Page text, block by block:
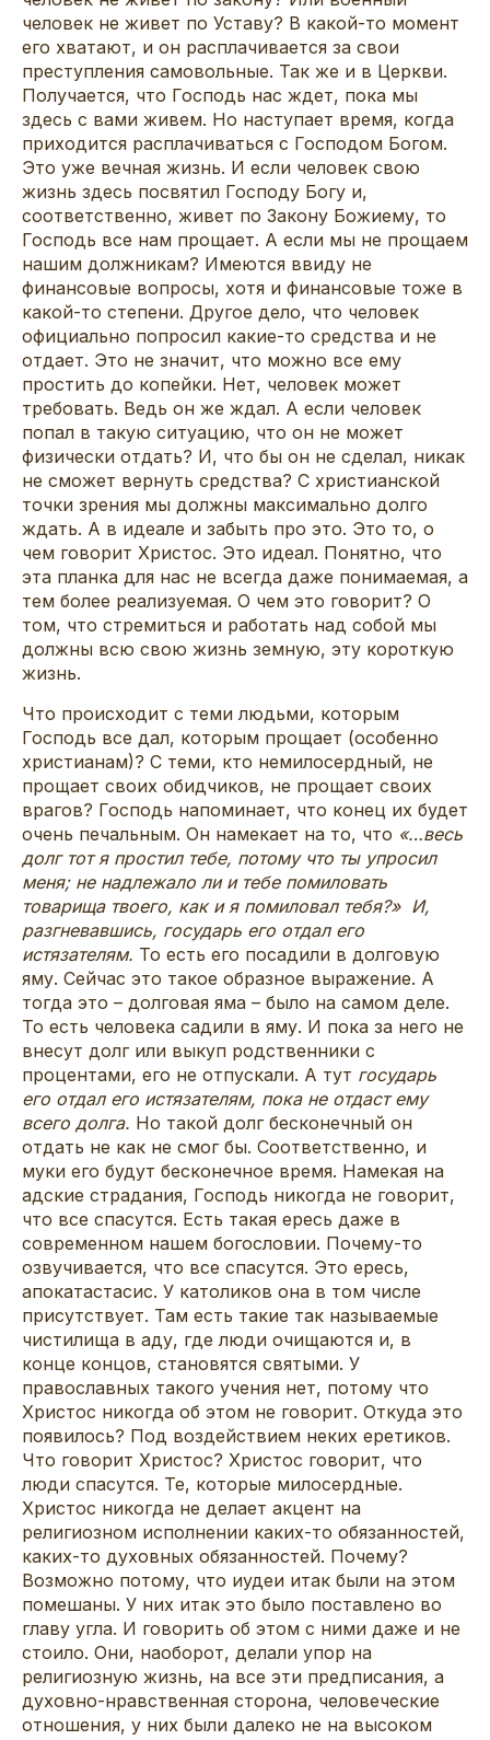
человек не живет по Уставу? В какой-то момент
его хватают, и он расплачивается за свои
преступления самовольные. Так же и в Церкви.
Получается, что Господь нас ждет, пока мы
здесь с вами живем. Но наступает время, когда
приходится расплачиваться с Господом Богом.
Это уже вечная жизнь. И если человек свою
жизнь здесь посвятил Господу Богу и,
соответственно, живет по Закону Божиему, то
Господь все нам прощает. А если мы не прощаем
нашим должникам? Имеются ввиду не
финансовые вопросы, хотя и финансовые тоже в
какой-то степени. Другое дело, что человек
официально попросил какие-то средства и не
отдает. Это не значит, что можно все ему
простить до копейки. Нет, человек может
требовать. Ведь он же ждал. А если человек
попал в такую ситуацию, что он не может
физически отдать? И, что бы он не сделал, никак
не сможет вернуть средства? С христианской
точки зрения мы должны максимально долго
ждать. А в идеале и забыть про это. Это то, о
чем говорит Христос. Это идеал. Понятно, что
эта планка для нас не всегда даже понимаемая, а
тем более реализуемая. О чем это говорит? О
том, что стремиться и работать над собой мы
должны всю свою жизнь земную, эту короткую
жизнь.
Что происходит с теми людьми, которым
Господь все дал, которым прощает (особенно
христианам)? С теми, кто немилосердный, не
прощает своих обидчиков, не прощает своих
врагов? Господь напоминает, что конец их будет
очень печальным. Он намекает на то, что «…весь
долг тот я простил тебе, потому что ты упросил
меня; не надлежало ли и тебе помиловать
товарища твоего, как и я помиловал тебя?» И,
разгневавшись, государь его отдал его
истязателям. То есть его посадили в долговую
яму. Сейчас это такое образное выражение. А
тогда это – долговая яма – было на самом деле.
То есть человека садили в яму. И пока за него не
внесут долг или выкуп родственники с
процентами, его не отпускали. А тут государь
его отдал его истязателям, пока не отдаст ему
всего долга. Но такой долг бесконечный он
отдать не как не смог бы. Соответственно, и
муки его будут бесконечное время. Намекая на
адские страдания, Господь никогда не говорит,
что все спасутся. Есть такая ересь даже в
современном нашем богословии. Почему-то
озвучивается, что все спасутся. Это ересь,
апокатастасис. У католиков она в том числе
присутствует. Там есть такие так называемые
чистилища в аду, где люди очищаются и, в
конце концов, становятся святыми. У
православных такого учения нет, потому что
Христос никогда об этом не говорит. Откуда это
появилось? Под воздействием неких еретиков.
Что говорит Христос? Христос говорит, что
люди спасутся. Те, которые милосердные.
Христос никогда не делает акцент на
религиозном исполнении каких-то обязанностей,
каких-то духовных обязанностей. Почему?
Возможно потому, что иудеи итак были на этом
помешаны. У них итак это было поставлено во
главу угла. И говорить об этом с ними даже и не
стоило. Они, наоборот, делали упор на
религиозную жизнь, на все эти предписания, а
духовно-нравственная сторона, человеческие
отношения, у них были далеко не на высоком